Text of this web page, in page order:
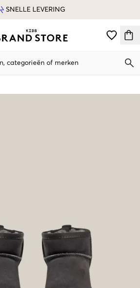
SNELLE LEVERING
categorieën of merken